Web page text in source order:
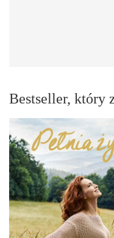
Bestseller, który